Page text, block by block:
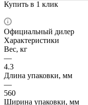
Купить в 1 клик
Официальный дилер
Характеристики
Вес, кг
—
4.3
Длина упаковки, мм
—
560
Ширина упаковки, мм